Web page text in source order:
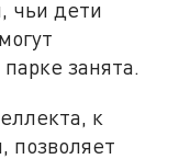
чьи дети
занята.
к
позволяет